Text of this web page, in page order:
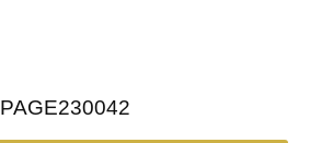
PAGE230042